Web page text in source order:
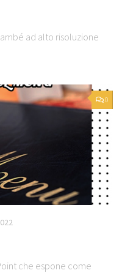
ad alto risoluzione
0
che espone come